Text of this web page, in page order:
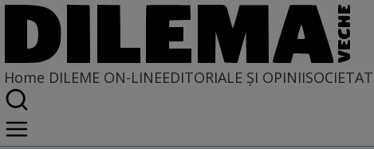
Home DILEME ON-LINEEDITORIALE ȘI OPINII